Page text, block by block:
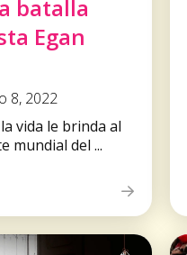
batalla
Egan
8, 2022
vida le brinda al
mundial del ...